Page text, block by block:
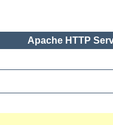
Apache HTTP